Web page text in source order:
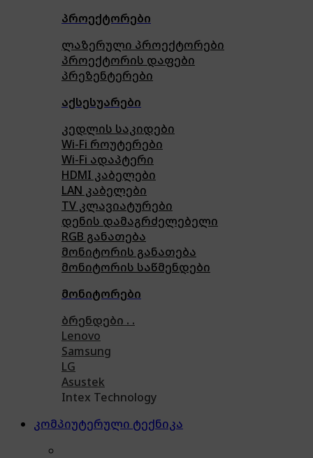
პროექტორები
ლაზერული პროექტორები
პროექტორის დაფები
პრეზენტერები
აქსესუარები
კედლის საკიდები
Wi-Fi როუტერები
Wi-Fi ადაპტერი
HDMI კაბელები
LAN კაბელები
TV კლავიატურები
დენის დამაგრძელებელი
RGB განათება
მონიტორის განათება
მონიტორის საწმენდები
მონიტორები
ბრენდები . .
Lenovo
Samsung
LG
Asustek
Intex Technology
კომპიუტერული ტექნიკა